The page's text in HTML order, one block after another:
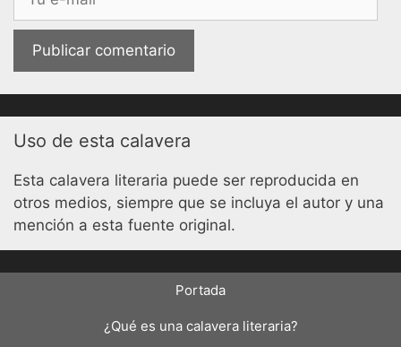
electrónico
Uso de esta calavera
Esta calavera literaria puede ser reproducida en
otros medios, siempre que se incluya el autor y una
mención a esta fuente original.
Portada
¿Qué es una calavera literaria?